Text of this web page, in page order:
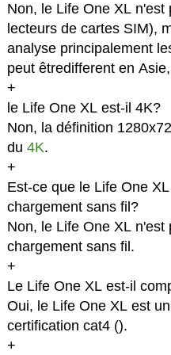
Non, le Life One XL n'est
lecteurs de cartes SIM),
analyse principalement
peut êtredifferent en
+
le Life One XL est-il 4K?
Non, la définition
du 4K.
+
Est-ce que le Life One
chargement sans fil?
Non, le Life One XL
chargement sans fil.
+
Le Life One XL est-il
Oui, le Life One XL est
certification cat4 ().
+